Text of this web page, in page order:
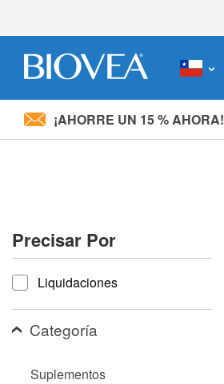
Nota:
accesibilidad.
Presione
Control-
para
ajustar
¡AHORRE UN 15 % AHORA!
Precisar Por
Precisar por
Liquidaciones
Categoría
Suplementos